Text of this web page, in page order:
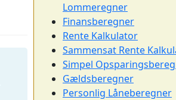
Lommeregner
Finansberegner
Rente Kalkulator
Sammensat Rente
Simpel
Gældsberegner
Personlig Låneberegner